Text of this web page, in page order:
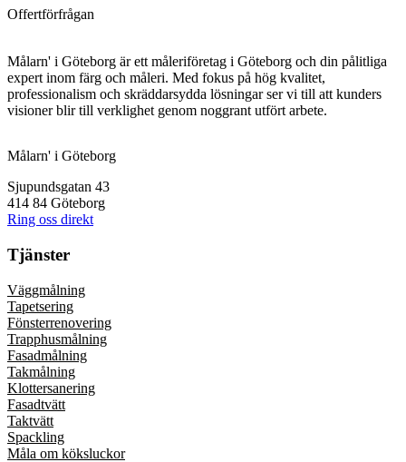
Offertförfrågan
Målarn' i Göteborg är ett måleriföretag i Göteborg och din pålitliga
expert inom färg och måleri. Med fokus på hög kvalitet,
professionalism och skräddarsydda lösningar ser vi till att kunders
visioner blir till verklighet genom noggrant utfört arbete.
Målarn' i Göteborg
Sjupundsgatan 43
414 84 Göteborg
Ring oss direkt
Tjänster
Väggmålning
Tapetsering
Fönsterrenovering
Trapphusmålning
Fasadmålning
Takmålning
Klottersanering
Fasadtvätt
Taktvätt
Spackling
Måla om köksluckor